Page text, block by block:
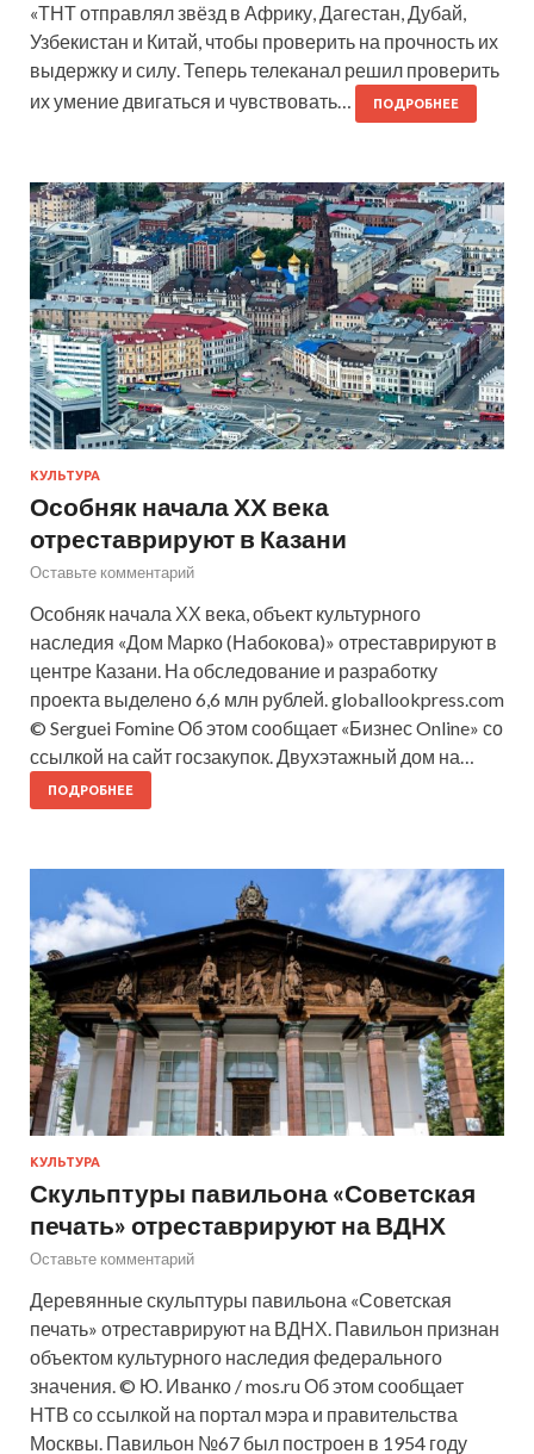
«ТНТ отправлял звёзд в Африку, Дагестан, Дубай,
Узбекистан и Китай, чтобы проверить на прочность их
выдержку и силу. Теперь телеканал решил проверить
их умение двигаться и чувствовать…
ПОДРОБНЕЕ
КУЛЬТУРА
Особняк начала ХХ века
отреставрируют в Казани
Оставьте комментарий
Особняк начала ХХ века, объект культурного
наследия «Дом Марко (Набокова)» отреставрируют в
центре Казани. На обследование и разработку
проекта выделено 6,6 млн рублей. globallookpress.com
© Serguei Fomine Об этом сообщает «Бизнес Online» со
ссылкой на сайт госзакупок. Двухэтажный дом на…
ПОДРОБНЕЕ
КУЛЬТУРА
Скульптуры павильона «Советская
печать» отреставрируют на ВДНХ
Оставьте комментарий
Деревянные скульптуры павильона «Советская
печать» отреставрируют на ВДНХ. Павильон признан
объектом культурного наследия федерального
значения. © Ю. Иванко / mos.ru Об этом сообщает
НТВ со ссылкой на портал мэра и правительства
Москвы. Павильон №67 был построен в 1954 году